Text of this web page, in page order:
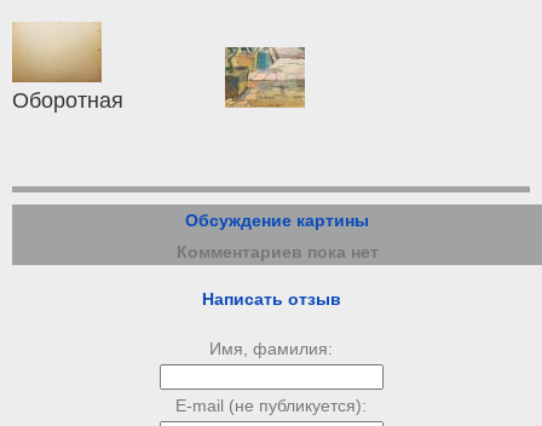
Оборотная
Обсуждение картины
Комментариев пока нет
Написать отзыв
Имя, фамилия:
E-mail (не публикуется):